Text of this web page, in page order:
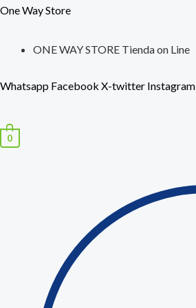
Ir
contenido
One Way Store
ONE WAY STORE Tienda on Line
Whatsapp Facebook X-twitter Instagram
0
Búsqueda
productos